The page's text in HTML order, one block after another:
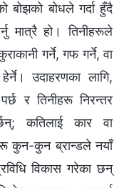
बोझको बोधले गर्दा हुँदै
मात्रै हो। तिनीहरूले
गर्ने, गफ गर्ने, वा
उदाहरणका लागि,
र तिनीहरू निरन्तर
कतिलाई कार वा
कुन-कुन ब्रान्डले नयाँ
विकास गरेका छन्